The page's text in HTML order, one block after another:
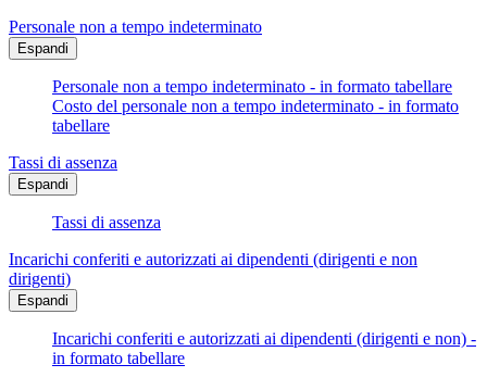
Personale non a tempo indeterminato
Espandi
Personale non a tempo indeterminato - in formato tabellare
Costo del personale non a tempo indeterminato - in formato
tabellare
Tassi di assenza
Espandi
Tassi di assenza
Incarichi conferiti e autorizzati ai dipendenti (dirigenti e non
dirigenti)
Espandi
Incarichi conferiti e autorizzati ai dipendenti (dirigenti e non) -
in formato tabellare